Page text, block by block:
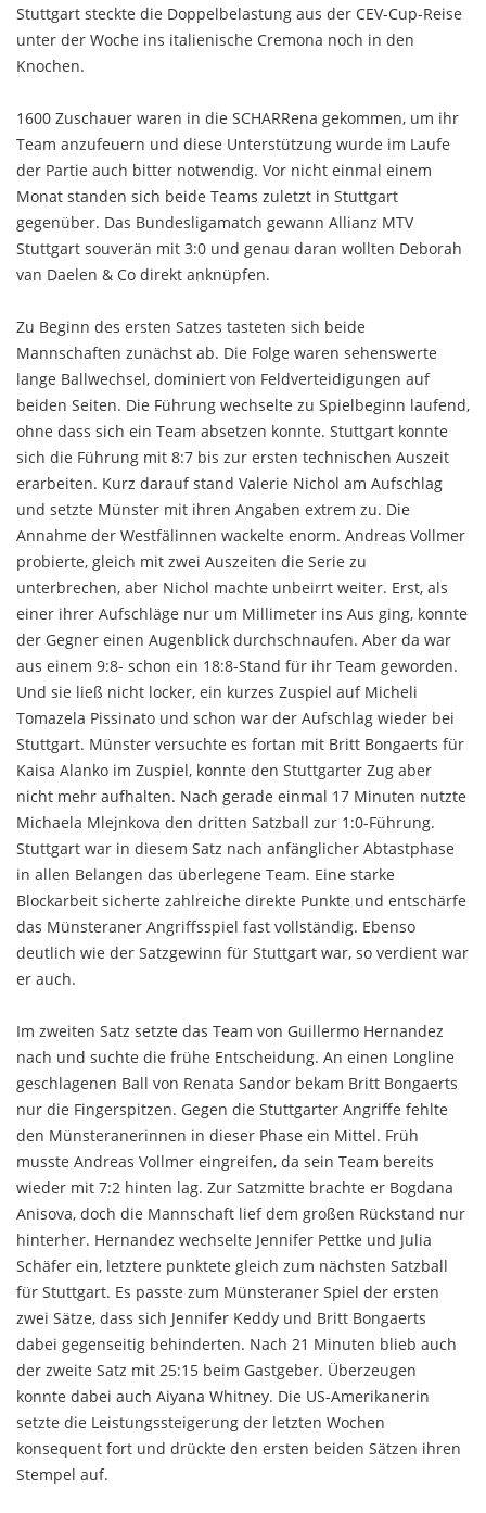
Stuttgart steckte die Doppelbelastung aus der CEV-Cup-Reise
unter der Woche ins italienische Cremona noch in den
Knochen.
1600 Zuschauer waren in die SCHARRena gekommen, um ihr
Team anzufeuern und diese Unterstützung wurde im Laufe
der Partie auch bitter notwendig. Vor nicht einmal einem
Monat standen sich beide Teams zuletzt in Stuttgart
gegenüber. Das Bundesligamatch gewann Allianz MTV
Stuttgart souverän mit 3:0 und genau daran wollten Deborah
van Daelen & Co direkt anknüpfen.
Zu Beginn des ersten Satzes tasteten sich beide
Mannschaften zunächst ab. Die Folge waren sehenswerte
lange Ballwechsel, dominiert von Feldverteidigungen auf
beiden Seiten. Die Führung wechselte zu Spielbeginn laufend,
ohne dass sich ein Team absetzen konnte. Stuttgart konnte
sich die Führung mit 8:7 bis zur ersten technischen Auszeit
erarbeiten. Kurz darauf stand Valerie Nichol am Aufschlag
und setzte Münster mit ihren Angaben extrem zu. Die
Annahme der Westfälinnen wackelte enorm. Andreas Vollmer
probierte, gleich mit zwei Auszeiten die Serie zu
unterbrechen, aber Nichol machte unbeirrt weiter. Erst, als
einer ihrer Aufschläge nur um Millimeter ins Aus ging, konnte
der Gegner einen Augenblick durchschnaufen. Aber da war
aus einem 9:8- schon ein 18:8-Stand für ihr Team geworden.
Und sie ließ nicht locker, ein kurzes Zuspiel auf Micheli
Tomazela Pissinato und schon war der Aufschlag wieder bei
Stuttgart. Münster versuchte es fortan mit Britt Bongaerts für
Kaisa Alanko im Zuspiel, konnte den Stuttgarter Zug aber
nicht mehr aufhalten. Nach gerade einmal 17 Minuten nutzte
Michaela Mlejnkova den dritten Satzball zur 1:0-Führung.
Stuttgart war in diesem Satz nach anfänglicher Abtastphase
in allen Belangen das überlegene Team. Eine starke
Blockarbeit sicherte zahlreiche direkte Punkte und entschärfe
das Münsteraner Angriffsspiel fast vollständig. Ebenso
deutlich wie der Satzgewinn für Stuttgart war, so verdient war
er auch.
Im zweiten Satz setzte das Team von Guillermo Hernandez
nach und suchte die frühe Entscheidung. An einen Longline
geschlagenen Ball von Renata Sandor bekam Britt Bongaerts
nur die Fingerspitzen. Gegen die Stuttgarter Angriffe fehlte
den Münsteranerinnen in dieser Phase ein Mittel. Früh
musste Andreas Vollmer eingreifen, da sein Team bereits
wieder mit 7:2 hinten lag. Zur Satzmitte brachte er Bogdana
Anisova, doch die Mannschaft lief dem großen Rückstand nur
hinterher. Hernandez wechselte Jennifer Pettke und Julia
Schäfer ein, letztere punktete gleich zum nächsten Satzball
für Stuttgart. Es passte zum Münsteraner Spiel der ersten
zwei Sätze, dass sich Jennifer Keddy und Britt Bongaerts
dabei gegenseitig behinderten. Nach 21 Minuten blieb auch
der zweite Satz mit 25:15 beim Gastgeber. Überzeugen
konnte dabei auch Aiyana Whitney. Die US-Amerikanerin
setzte die Leistungssteigerung der letzten Wochen
konsequent fort und drückte den ersten beiden Sätzen ihren
Stempel auf.